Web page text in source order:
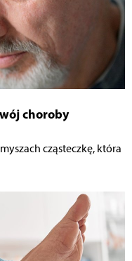
choroby
cząsteczkę, która